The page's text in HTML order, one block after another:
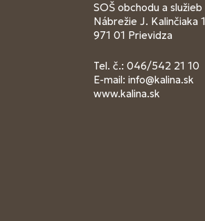
SOŠ obchodu a služieb
Nábrežie J. Kalinčiaka 1
971 01 Prievidza
Tel. č.: 046/542 21 10
E-mail: info@kalina.sk
www.kalina.sk